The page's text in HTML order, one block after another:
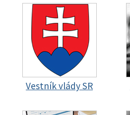
Vestník vlády SR